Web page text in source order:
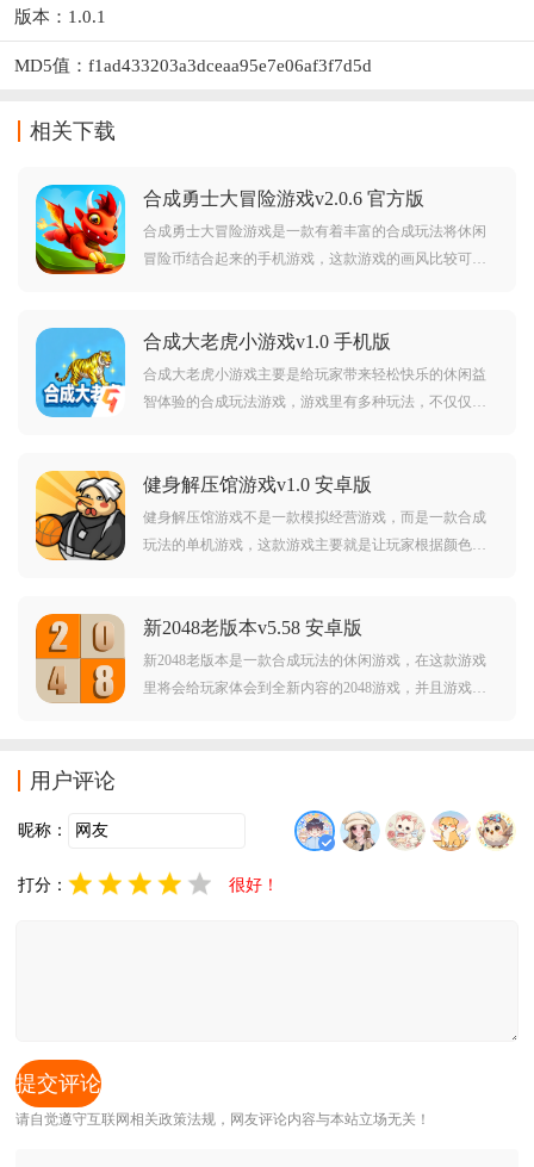
版本：1.0.1
MD5值：f1ad433203a3dceaa95e7e06af3f7d5d
相关下载
合成勇士大冒险游戏v2.0.6 官方版
合成勇士大冒险游戏是一款有着丰富的合成玩法将休闲
冒险币结合起来的手机游戏，这款游戏的画风比较可爱
且游戏中还可以获得丰富的游戏奖励。
合成大老虎小游戏v1.0 手机版
合成大老虎小游戏主要是给玩家带来轻松快乐的休闲益
智体验的合成玩法游戏，游戏里有多种玩法，不仅仅只
很多道具以及功能帮助玩家更好体验游戏。
健身解压馆游戏v1.0 安卓版
健身解压馆游戏不是一款模拟经营游戏，而是一款合成
玩法的单机游戏，这款游戏主要就是让玩家根据颜色进
的玩家都可以轻松上手体验。
新2048老版本v5.58 安卓版
新2048老版本是一款合成玩法的休闲游戏，在这款游戏
里将会给玩家体会到全新内容的2048游戏，并且游戏的
用户评论
昵称：
打分： 很好！
请自觉遵守互联网相关政策法规，网友评论内容与本站立场无关！